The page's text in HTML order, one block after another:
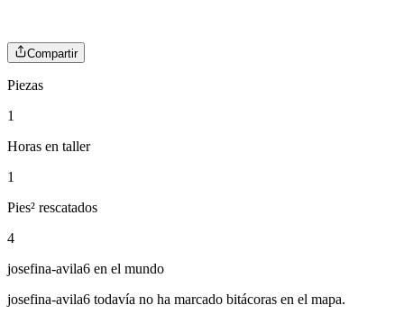
Compartir
Piezas
1
Horas en taller
1
Pies² rescatados
4
josefina-avila6 en el mundo
josefina-avila6 todavía no ha marcado bitácoras en el mapa.